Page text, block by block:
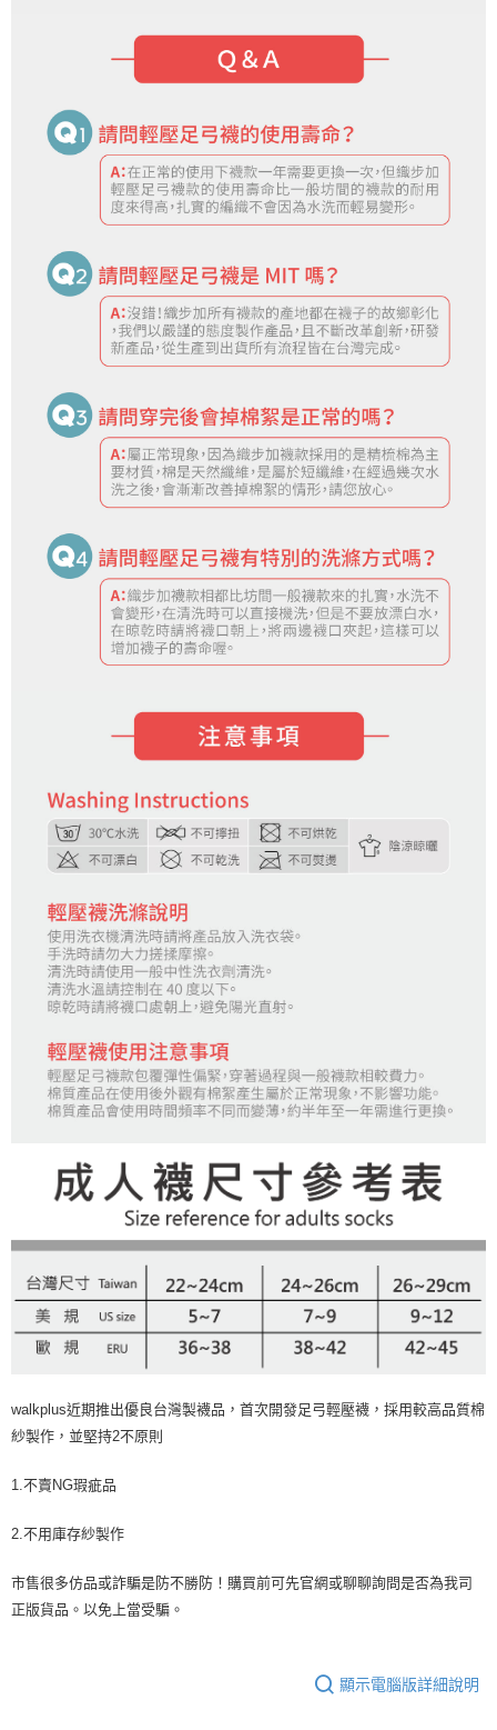
walkplus近期推出優良台灣製襪品，首次開發足弓輕壓襪，採用較高品質棉
紗製作，並堅持2不原則
1.不賣NG瑕疵品
2.不用庫存紗製作
市售很多仿品或詐騙是防不勝防！購買前可先官網或聊聊詢問是否為我司
正版貨品。以免上當受騙。
顯示電腦版詳細說明